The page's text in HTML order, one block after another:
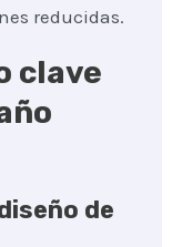
reducidas.
clave
de